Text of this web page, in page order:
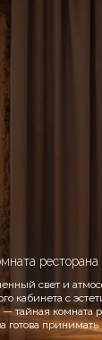
ресторана
свет и
кабинета с
тайная комната
готова принимать
на Остоженке
22/2 ―
27/1 ―